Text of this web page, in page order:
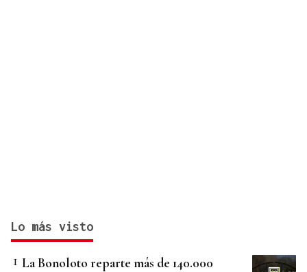
Lo más visto
La Bonoloto reparte más de 140.000